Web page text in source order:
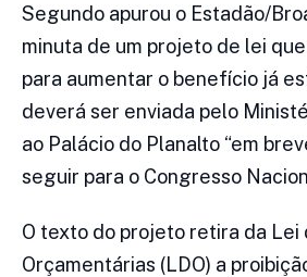
Segundo apurou o Estadão/
minuta de um projeto de lei
para aumentar o benefício já
deverá ser enviada pelo
ao Palácio do Planalto “em
seguir para o Congresso
O texto do projeto retira da Lei
Orçamentárias (LDO) a